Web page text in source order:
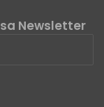
Newsletter